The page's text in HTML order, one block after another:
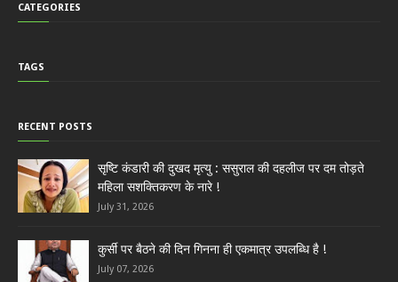
CATEGORIES
TAGS
RECENT POSTS
सृष्टि कंडारी की दुखद मृत्यु : ससुराल की दहलीज पर दम तोड़ते
महिला सशक्तिकरण के नारे !
July 31, 2026
कुर्सी पर बैठने की दिन गिनना ही एकमात्र उपलब्धि है !
July 07, 2026